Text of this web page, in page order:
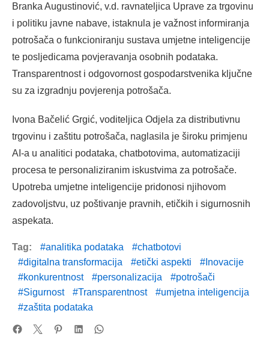
Branka Augustinović, v.d. ravnateljica Uprave za trgovinu
i politiku javne nabave, istaknula je važnost informiranja
potrošača o funkcioniranju sustava umjetne inteligencije
te posljedicama povjeravanja osobnih podataka.
Transparentnost i odgovornost gospodarstvenika ključne
su za izgradnju povjerenja potrošača.
Ivona Bačelić Grgić, voditeljica Odjela za distributivnu
trgovinu i zaštitu potrošača, naglasila je široku primjenu
AI-a u analitici podataka, chatbotovima, automatizaciji
procesa te personaliziranim iskustvima za potrošače.
Upotreba umjetne inteligencije pridonosi njihovom
zadovoljstvu, uz poštivanje pravnih, etičkih i sigurnosnih
aspekata.
Tag: analitika podataka
chatbotovi
digitalna transformacija
etički aspekti
Inovacije
konkurentnost
personalizacija
potrošači
Sigurnost
Transparentnost
umjetna inteligencija
zaštita podataka